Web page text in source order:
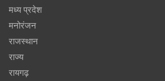
मध्य प्रदेश
मनोरंजन
राजस्थान
राज्य
रायगढ़